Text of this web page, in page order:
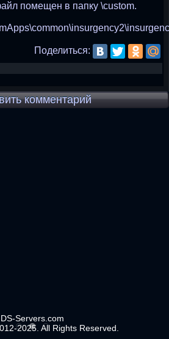
помещен в папку \custom.
Поделиться:
комментарий
DS-Servers.com
2025. All Rights Reserved.